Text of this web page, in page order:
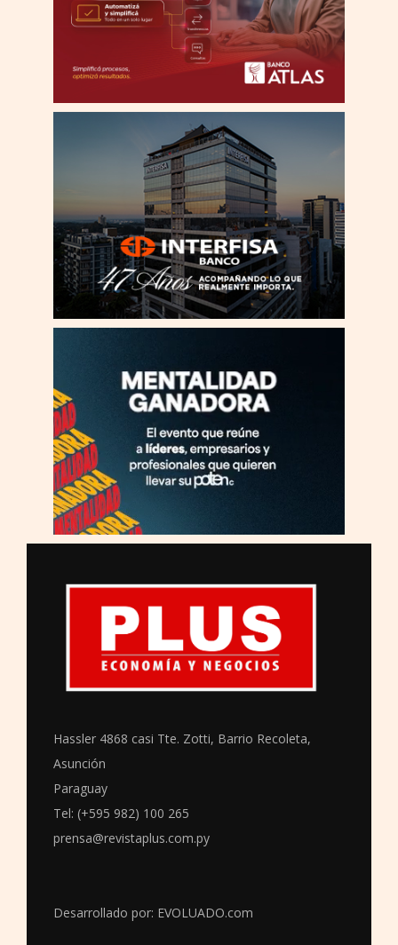
Hassler 4868 casi Tte. Zotti, Barrio Recoleta,
Asunción
Paraguay
Tel: (+595 982) 100 265
prensa@revistaplus.com.py
Desarrollado por: EVOLUADO.com